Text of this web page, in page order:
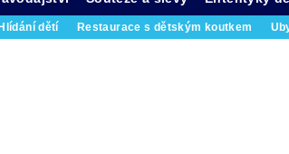
Hlídání dětí Restaurace s dětským koutkem